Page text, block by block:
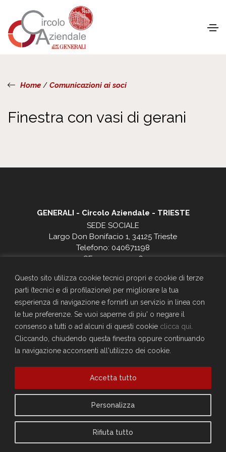
Questo sito utilizza cookie tecnici propri e cookie di terze
parti (tecnici e di profilazione) per migliorare la tua
esperienza di navigazione e fornirti un servizio in linea con
le tue preferenze. Se vuoi saperne di piu' o negare il
consenso a tutti o ad alcuni di questi cookie clicca qui
Cliccando, chiudendo questa finestra oppure continuando
la navigazione acconsenti all'utilizzo dei cookie.
Personalizza
Rifiuta tutto
Accetta tutto
Home/ Comunicazioni ai soci
Finestra con vasi di gerani
GENERALI - Circolo Aziendale - TRIESTE
SEDE SOCIALE
Largo Don Bonifacio 1, 34125 Trieste
Telefono: 040671198
CF. 90025330326
Vuoi diventare socio del Circolo?
Scopri come fare
Sei già socio?
Compila il form per richiedere la registrazione al sito
Accedi
Privacy Policy
Cookie Policy